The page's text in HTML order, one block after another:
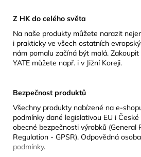
Z HK do celého světa
Na naše produkty můžete narazit
i prakticky ve všech ostatních
nám pomalu začíná být malá.
YATE můžete např. i v Jižní Koreji.
Bezpečnost produktů
Všechny produkty nabízené na e-
podmínky dané legislativou EU i
obecné bezpečnosti výrobků (General
Regulation - GPSR). Odpovědná
podmínky.